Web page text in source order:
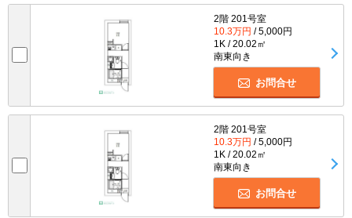
2階 201号室
10.3万円 / 5,000円
1K / 20.02㎡
南東向き
お問合せ
2階 201号室
10.3万円 / 5,000円
1K / 20.02㎡
南東向き
お問合せ